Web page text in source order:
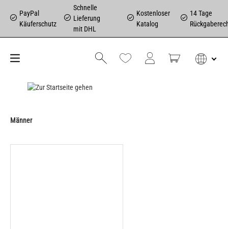
PayPal
Käuferschutz
Schnelle
Lieferung
mit DHL
Kostenloser
Katalog
14 Tage
Männer